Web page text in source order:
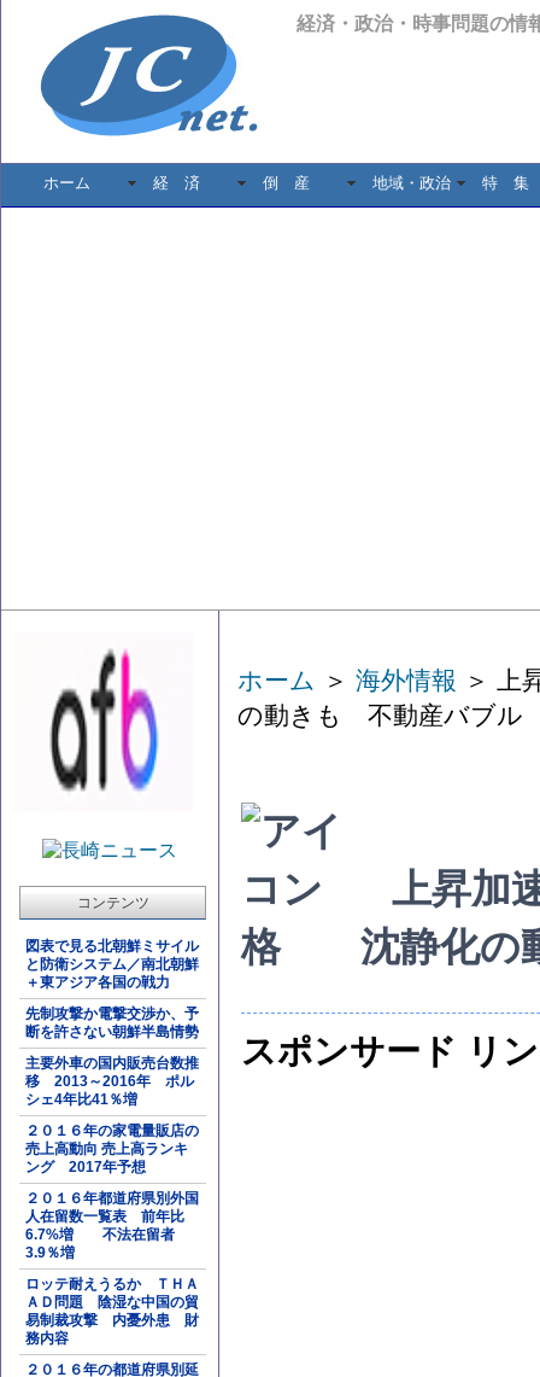
経済・政治・時事問題の情
ホーム 経 済 倒 産 地域・政治 特 集
コンテンツ
図表で見る北朝鮮ミサイル
と防衛システム／南北朝鮮
＋東アジア各国の戦力
先制攻撃か電撃交渉か、予
断を許さない朝鮮半島情勢
主要外車の国内販売台数推
移 2013～2016年 ポル
シェ4年比41％増
２０１６年の家電量販店の
売上高動向 売上高ランキ
ング 2017年予想
２０１６年都道府県別外国
人在留数一覧表 前年比
6.7%増 不法在留者
3.9％増
ロッテ耐えうるか ＴＨＡ
ＡＤ問題 陰湿な中国の貿
易制裁攻撃 内憂外患 財
務内容
２０１６年の都道府県別延
ホーム ＞ 海外情報 ＞ 上
の動きも 不動産バブル
上昇加
格 沈静化の
スポンサード リ